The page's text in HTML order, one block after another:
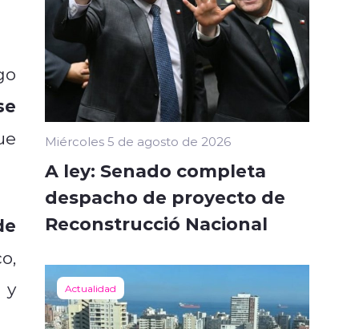
y
Miércoles 5 de agosto de 2026
A ley: Senado completa
despacho de proyecto de
Reconstrucció Nacional
Actualidad